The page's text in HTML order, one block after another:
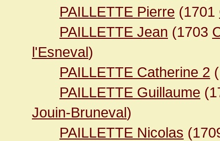
PAILLETTE Pierre (1701
PAILLETTE Jean (1703
l'Esneval)
PAILLETTE Catherine 2
PAILLETTE Guillaume
Jouin-Bruneval)
PAILLETTE Nicolas